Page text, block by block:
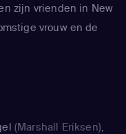
zijn vrienden in New
vrouw en de
(Marshall Eriksen)